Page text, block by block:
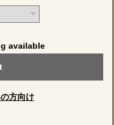
available
方向け